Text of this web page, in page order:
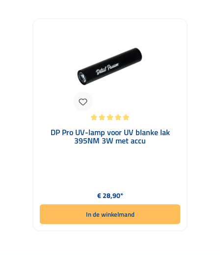
Gemiddelde waardering van 5 van 5 sterren
DP Pro UV-lamp voor UV blanke lak
395NM 3W met accu
Normale prijs:
€ 28,90*
In de winkelmand